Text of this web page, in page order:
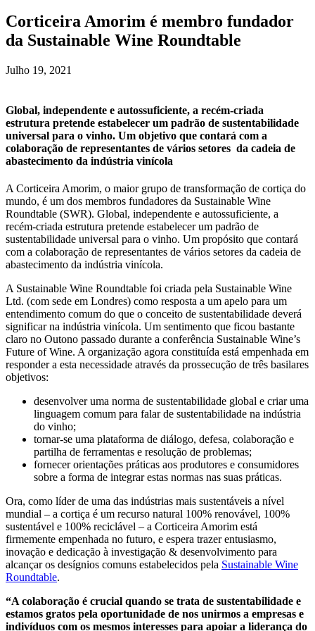
Corticeira Amorim é membro fundador
da Sustainable Wine Roundtable
Julho 19, 2021
Global, independente e autossuficiente, a recém-criada
estrutura pretende estabelecer um padrão de sustentabilidade
universal para o vinho. Um objetivo que contará com a
colaboração de representantes de vários setores da cadeia de
abastecimento da indústria vinícola
A Corticeira Amorim, o maior grupo de transformação de cortiça do
mundo, é um dos membros fundadores da Sustainable Wine
Roundtable (SWR). Global, independente e autossuficiente, a
recém-criada estrutura pretende estabelecer um padrão de
sustentabilidade universal para o vinho. Um propósito que contará
com a colaboração de representantes de vários setores da cadeia de
abastecimento da indústria vinícola.
A Sustainable Wine Roundtable foi criada pela Sustainable Wine
Ltd. (com sede em Londres) como resposta a um apelo para um
entendimento comum do que o conceito de sustentabilidade deverá
significar na indústria vinícola. Um sentimento que ficou bastante
claro no Outono passado durante a conferência Sustainable Wine’s
Future of Wine. A organização agora constituída está empenhada em
responder a esta necessidade através da prossecução de três basilares
objetivos:
desenvolver uma norma de sustentabilidade global e criar uma
linguagem comum para falar de sustentabilidade na indústria
do vinho;
tornar-se uma plataforma de diálogo, defesa, colaboração e
partilha de ferramentas e resolução de problemas;
fornecer orientações práticas aos produtores e consumidores
sobre a forma de integrar estas normas nas suas práticas.
Ora, como líder de uma das indústrias mais sustentáveis a nível
mundial – a cortiça é um recurso natural 100% renovável, 100%
sustentável e 100% reciclável – a Corticeira Amorim está
firmemente empenhada no futuro, e espera trazer entusiasmo,
inovação e dedicação à investigação & desenvolvimento para
alcançar os desígnios comuns estabelecidos pela Sustainable Wine
Roundtable.
“A colaboração é crucial quando se trata de sustentabilidade e
estamos gratos pela oportunidade de nos unirmos a empresas e
indivíduos com os mesmos interesses para apoiar a liderança do